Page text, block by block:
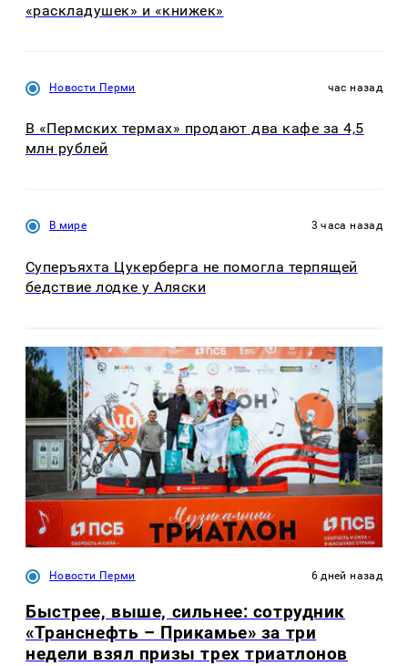
«раскладушек» и «книжек»
Новости Перми час назад
В «Пермских термах» продают два кафе за 4,5
млн рублей
В мире 3 часа назад
Суперъяхта Цукерберга не помогла терпящей
бедствие лодке у Аляски
Новости Перми 6 дней назад
Быстрее, выше, сильнее: сотрудник
«Транснефть – Прикамье» за три
недели взял призы трех триатлонов